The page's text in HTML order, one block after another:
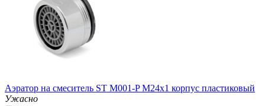
Аэратор на смеситель ST М001-P М24х1 корпус пластиковый
Ужасно